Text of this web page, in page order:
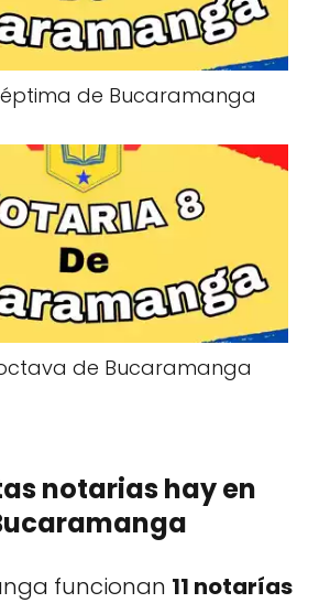
de Bucaramanga
de Bucaramanga
notarias hay en
funcionan 11 notarías